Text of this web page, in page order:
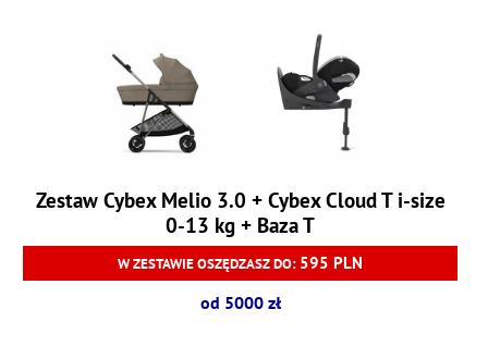
Zestaw Cybex Melio 3.0 + Cybex Cloud T i-size
0-13 kg + Baza T
W ZESTAWIE OSZĘDZASZ DO: 595 PLN
od 5000 zł